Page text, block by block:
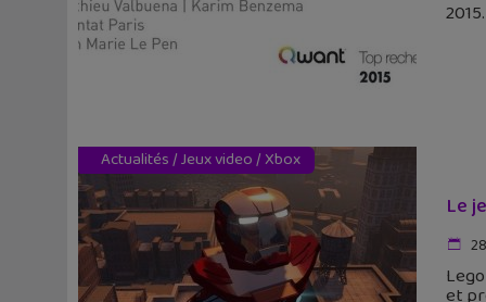
Actualités/Jeux video/Xbox
Le
et